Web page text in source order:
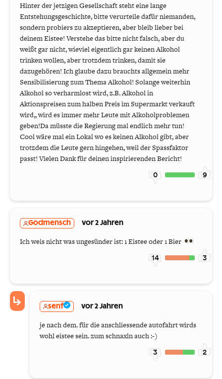
Hinter der jetzigen Gesellschaft steht eine lange
Entstehungsgeschichte, bitte verurteile dafür niemanden,
sondern probiers zu akzeptieren, aber bleib lieber bei
deinem Eistee! Verstehe das bitte nicht falsch, aber du
weißt gar nicht, wieviel eigentlich gar keinen Alkohol
trinken wollen, aber trotzdem trinken, damit sie
dazugehören! Ich glaube dazu brauchts allgemein mehr
Sensibilisierung zum Thema Alkohol! Solange weiterhin
Alkohol so verharmlost wird, z.B. Alkohol in
Aktionspreisen zum halben Preis im Supermarkt verkauft
wird,, wird es immer mehr Leute mit Alkoholproblemen
geben!Da müsste die Regierung mal endlich mehr tun!
Cool wäre mal ein Lokal wo es keinen Alkohol gibt, aber
trotzdem die Leute gern hingehen, weil der Spassfaktor
passt! Vielen Dank für deinen inspirierenden Bericht!
0 9
Godmensch vor 2 Jahren
Ich weis nicht was ungesünder ist: 1 Eistee oder 1 Bier
14 3
senf vor 2 Jahren
je nach dem. für die anschliessende autofahrt wirds
wohl eistee sein. zum schnaxln auch :-)
3 2